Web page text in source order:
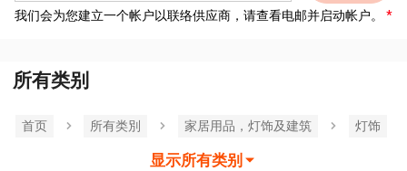
我们会为您建立一个帐户以联络供应商，请查看电邮并启动帐户。
所有类别
首页 所有类別 家居用品，灯饰及建筑 灯饰
显示所有类别